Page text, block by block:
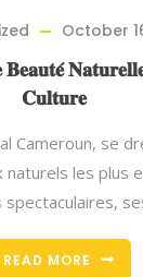
October
𝐂𝐮𝐥𝐭𝐮𝐫𝐞
Cameroun, se
naturels les plus
READ MORE